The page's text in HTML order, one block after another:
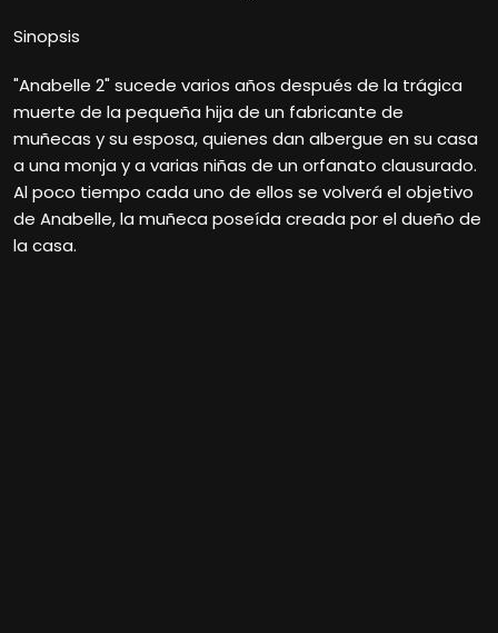
Sinopsis
"Anabelle 2" sucede varios años después de la trágica
muerte de la pequeña hija de un fabricante de
muñecas y su esposa, quienes dan albergue en su casa
a una monja y a varias niñas de un orfanato clausurado.
Al poco tiempo cada uno de ellos se volverá el objetivo
de Anabelle, la muñeca poseída creada por el dueño de
la casa.